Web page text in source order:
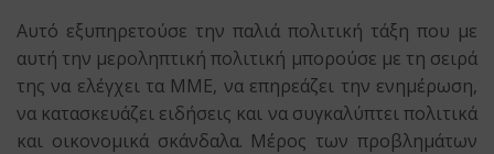
Αυτό εξυπηρετούσε την παλιά πολιτική τάξη που με
αυτή την μεροληπτική πολιτική μπορούσε με τη σειρά
της να ελέγχει τα ΜΜΕ, να επηρεάζει την ενημέρωση,
να κατασκευάζει ειδήσεις και να συγκαλύπτει πολιτικά
και οικονομικά σκάνδαλα. Μέρος των προβλημάτων